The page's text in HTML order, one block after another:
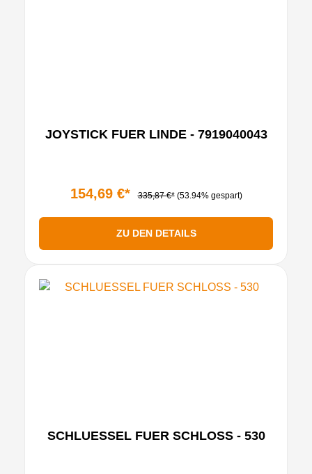
JOYSTICK FUER LINDE - 7919040043
154,69 €* 335,87 €* (53.94% gespart)
ZU DEN DETAILS
SCHLUESSEL FUER SCHLOSS - 530